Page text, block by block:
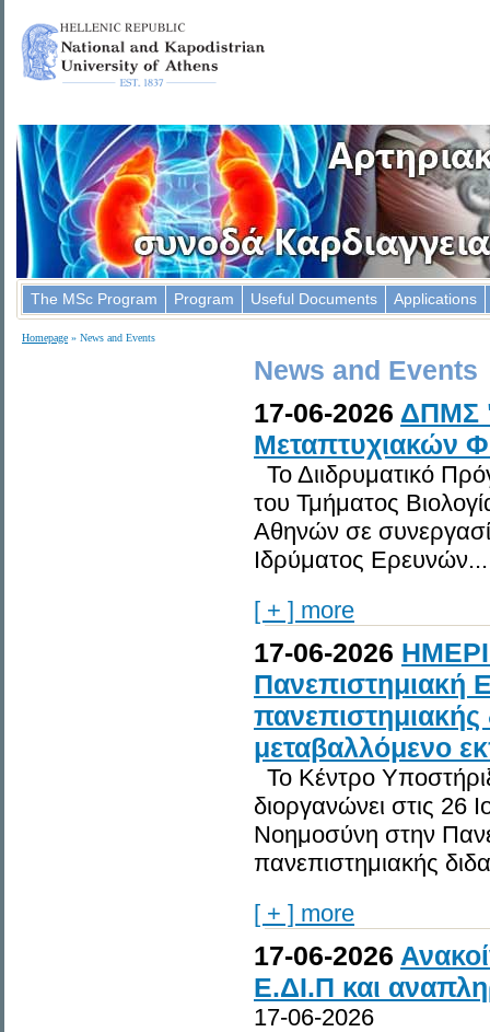
The MSc Program Program Useful Documents Applications
Homepage » News and Events
News and Events
17-06-2026 ΔΠΜΣ
Μεταπτυχιακών
Το Διιδρυματικό
του Τμήματος
Αθηνών σε
Ιδρύματος Ερευνών...
[ + ] more
17-06-2026
Πανεπιστημιακή
πανεπιστημιακής
μεταβαλλόμενο
Το Κέντρο
διοργανώνει στις 26
Νοημοσύνη στην
πανεπιστημιακής
[ + ] more
17-06-2026
Ε.ΔΙ.Π και
17-06-2026